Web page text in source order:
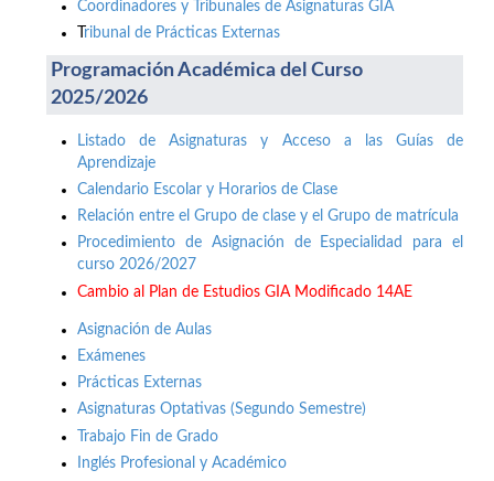
Coordinadores y Tribunales de Asignaturas GIA
ribunal de Prácticas Externas
Programación Académica del Curso
2025/2026
Listado de Asignaturas y Acceso a las Guías de
Aprendizaje
Calendario Escolar y Horarios de Clase
Relación entre el Grupo de clase y el Grupo de matrícula
Procedimiento de Asignación de Especialidad para el
curso 2026/2027
Cambio al Plan de Estudios GIA Modificado 14AE
Asignación de Aulas
Exámenes
Prácticas Externas
Asignaturas Optativas (Segundo Semestre)
Trabajo Fin de Grado
Inglés Profesional y Académico